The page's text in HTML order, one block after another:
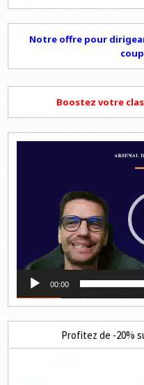
Notre offre pour
Boostez votre
00:00
Profitez de -20%